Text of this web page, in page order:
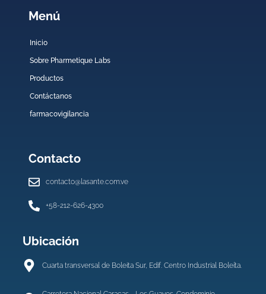
Menú
Inicio
Sobre Pharmetique Labs
Productos
Contáctanos
farmacovigilancia
Contacto
contacto@lasante.com.ve
+58-212-626-4300
Ubicación
Cuarta transversal de Boleita Sur, Edif. Centro Industrial Boleíta.